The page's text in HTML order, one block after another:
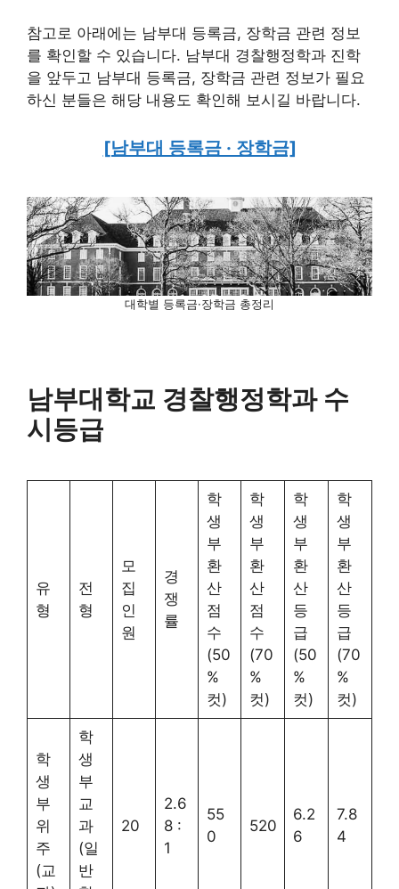
참고로 아래에는 남부대 등록금, 장학금 관련 정보
를 확인할 수 있습니다. 남부대 경찰행정학과 진학
을 앞두고 남부대 등록금, 장학금 관련 정보가 필요
하신 분들은 해당 내용도 확인해 보시길 바랍니다.
[남부대 등록금 · 장학금]
대학별 등록금·장학금 총정리
남부대학교 경찰행정학과 수
시등급
유
형
전
형
모
집
인
원
경
쟁
률
학
생
부
환
산
점
수
(50
%
컷)
학
생
부
환
산
점
수
(70
%
컷)
학
생
부
환
산
등
급
(50
%
컷)
학
생
부
환
산
등
급
(70
%
컷)
학
생
부
위
주
(교
학
생
부
교
과
(일
반
20
2.6
8 :
1
55
0
520
6.2
6
7.8
4